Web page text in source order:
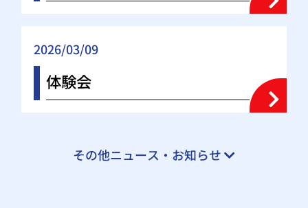
2026/03/09
体験会
その他ニュース・お知らせ